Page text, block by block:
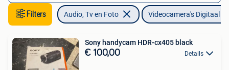
Filters Audio, Tv en Foto Videocamera's Digitaal
Sony handycam HDR-cx405 black
€ 100,00 Details